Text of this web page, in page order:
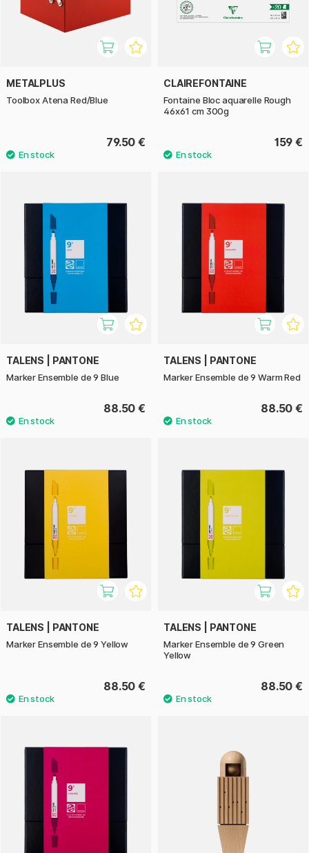
METALPLUS
Toolbox Atena Red/Blue
79.50 €
CLAIREFONTAINE
Fontaine Bloc aquarelle Rough
46x61 cm 300g
159 €
TALENS | PANTONE
Marker Ensemble de 9 Blue
88.50 €
TALENS | PANTONE
Marker Ensemble de 9 Warm Red
88.50 €
TALENS | PANTONE
Marker Ensemble de 9 Yellow
88.50 €
TALENS | PANTONE
Marker Ensemble de 9 Green
Yellow
88.50 €